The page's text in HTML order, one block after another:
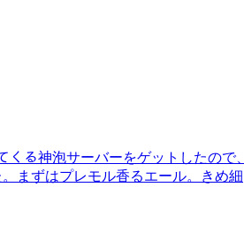
る神泡サーバーをゲットしたので、
まずはプレモル香るエール。きめ細